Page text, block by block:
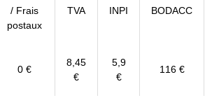
/ Frais
postaux
TVA INPI BODACC
0 €
8,45
€
5,9
€
116 €